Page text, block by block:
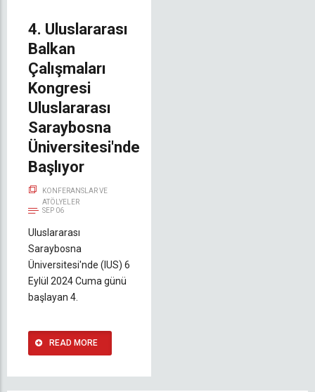
4. Uluslararası
Balkan
Çalışmaları
Kongresi
Uluslararası
Saraybosna
Üniversitesi'nde
Başlıyor
KONFERANSLAR VE
ATÖLYELER
SEP 06
Uluslararası
Saraybosna
Üniversitesi'nde (IUS) 6
Eylül 2024 Cuma günü
başlayan 4.
READ MORE